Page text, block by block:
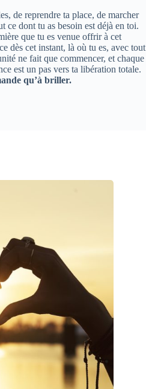
de reprendre ta place, de marcher
ce dont tu as besoin est déjà en toi.
que tu es venue offrir à cet
dès cet instant, là où tu es, avec tout
ne fait que commencer, et chaque
est un pas vers ta libération totale.
qu’à briller.